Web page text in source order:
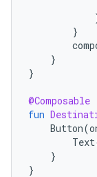
}
}
}
@Composable
fun
Button(
Text
}
}